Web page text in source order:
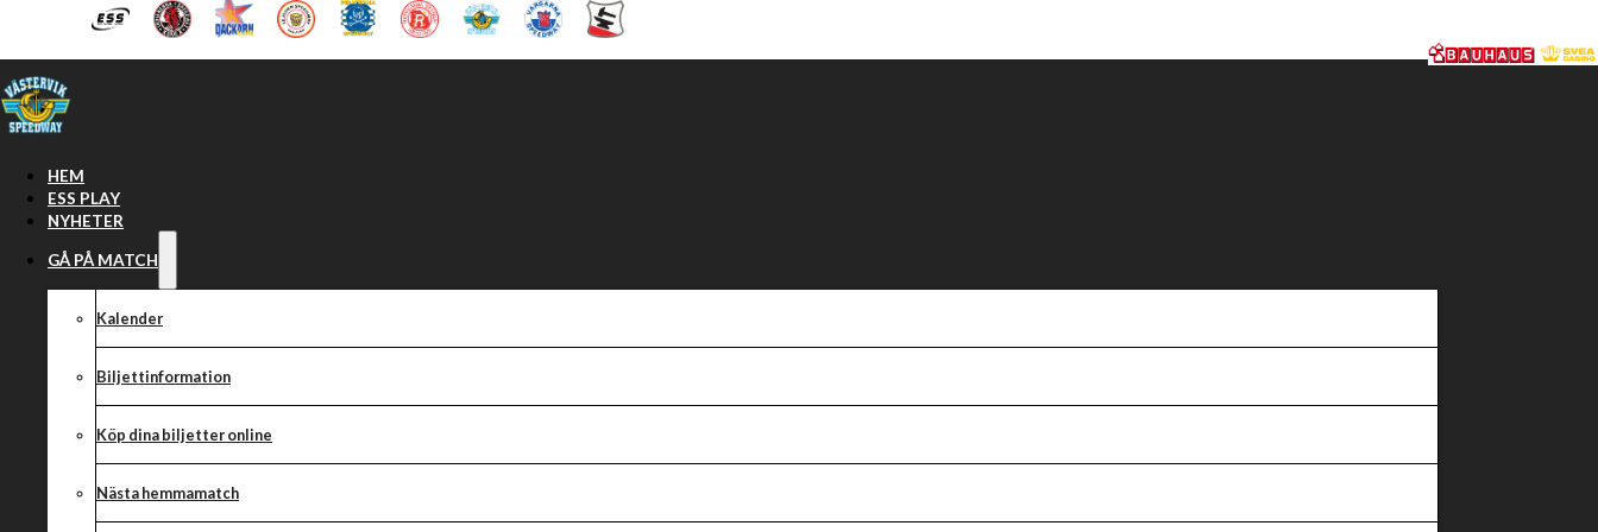
Hoppa till huvudinnehåll Hoppa till sidfot
HEM
ESS PLAY
NYHETER
GÅ PÅ MATCH
Kalender
Biljettinformation
Köp dina biljetter online
Nästa hemmamatch
Supporterkläder och